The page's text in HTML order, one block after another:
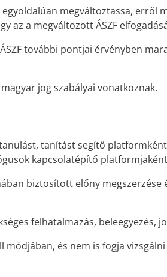
megváltoztassa, erről
az a megváltozott ÁSZF
további pontjai érvényben
jog szabályai vonatkoznak.
tanítást segítő
kapcsolatépítő
biztosított előny
felhatalmazás,
és nem is fogja